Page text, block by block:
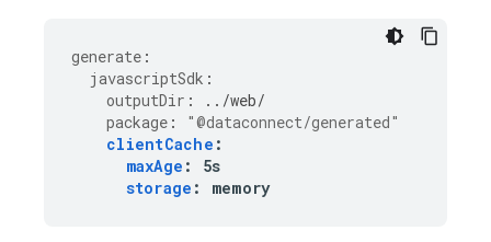
generate :
javascriptSdk :
outputDir :
../web/
package :
"@dataconnect/generated"
clientCache :
maxAge :
5s
storage : memory